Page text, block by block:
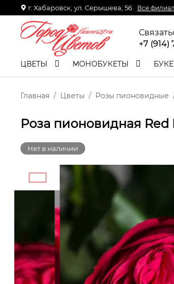
г. Хабаровск, ул. Серышева, 56 Все
+7 (914)
ЦВЕТЫ МОНОБУКЕТЫ
Главная Цветы Розы пионовидные
Роза пионовидная Red
Нет в наличии